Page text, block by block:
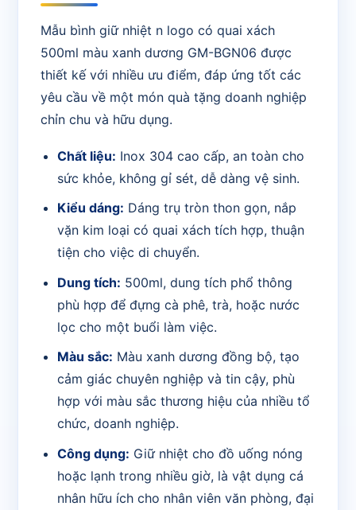
Mẫu bình giữ nhiệt n logo có quai xách
500ml màu xanh dương GM-BGN06 được
thiết kế với nhiều ưu điểm, đáp ứng tốt các
yêu cầu về một món quà tặng doanh nghiệp
chỉn chu và hữu dụng.
Chất liệu: Inox 304 cao cấp, an toàn cho
sức khỏe, không gỉ sét, dễ dàng vệ sinh.
Kiểu dáng: Dáng trụ tròn thon gọn, nắp
vặn kim loại có quai xách tích hợp, thuận
tiện cho việc di chuyển.
Dung tích: 500ml, dung tích phổ thông
phù hợp để đựng cà phê, trà, hoặc nước
lọc cho một buổi làm việc.
Màu sắc: Màu xanh dương đồng bộ, tạo
cảm giác chuyên nghiệp và tin cậy, phù
hợp với màu sắc thương hiệu của nhiều tổ
chức, doanh nghiệp.
Công dụng: Giữ nhiệt cho đồ uống nóng
hoặc lạnh trong nhiều giờ, là vật dụng cá
nhân hữu ích cho nhân viên văn phòng, đại